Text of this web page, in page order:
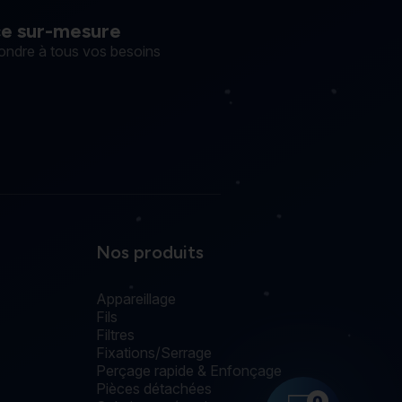
sur-mesure
à tous vos besoins
Nos produits
Appareillage
Fils
Filtres
Fixations/Serrage
Perçage rapide & Enfonçage
Pièces détachées